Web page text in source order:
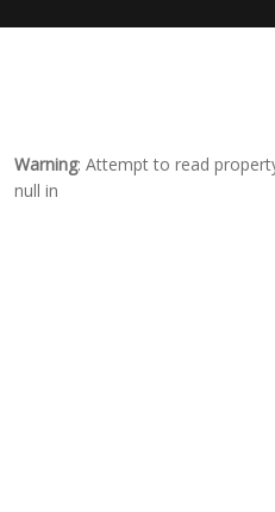
Warning: Attempt to read
null in